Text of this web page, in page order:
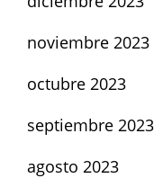
noviembre 2023
octubre 2023
septiembre 2023
agosto 2023